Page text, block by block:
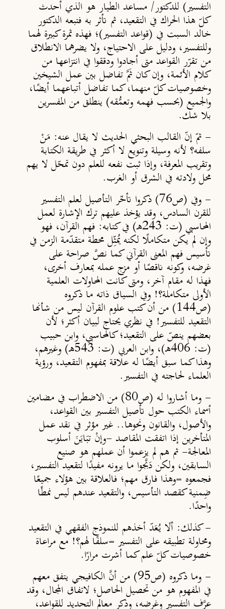
التفسير) للدكتور/ مساعد الطيار هو الذي أحدث
كلّ هذا الحراك في التقعيد، ثم تأثر به فتبعه الدكتور
خالد السبت في (قواعد التفسير)؛ فهذه ثمرة كبيرة لهما
وللتفسير، ودليل على الاحتياج، ولا يضرهما الانطلاق
من تقرّر القواعد متى أجادوا ودققوا في انتزاعها من
كلام الأئمة، وإن كان ثَمَّ تفاضل بين عمل الشيخين
وخصوصيات كلّ منهما، كما تفاضل أتباعهما أيضًا،
والجميع (بحسب فهمه وتعمُّقه) ينطلق من المفسرين
بلا شك.
- ثمّ إنّ القالب البحثي الحديث لا يقال عنه: مَنْ
سلفه؟ لأنه وسيلة وتنويع لا أكثر في طريقة الكتابة
وتقريب المعرفة، وإذا ثبت نفعه للعلم دون تمحّل لا يهم
محل ولادته في الشرق أو الغرب.
-
وفي (ص76) ذكروا تأخّر التأصيل لعلم التفسير
للقرن السادس، وقد يؤخذ عليهم ترك الإشارة لعمل
المحاسبي (ت: 243هـ) في كتابه: فهم القرآن، فهو
وإن لم يكن متكامل لكنه يُمثِّل محطة متقدّمة الزمن في
تأسيس فهم المعنى القرآني كما نصَّ صراحة على
غرضه، وكونه ناقصًا أو مزج عمله بمعارف أخرى،
فهذا له مقام آخر، ومتى كانت المحاولات العلمية
الأولى متكاملة؟! وفي السياق ذاته ما ذكروه
(ص144) من أن كتب علوم القرآن ليس من شأنها
التقعيد للتفسير! في نظري يحتاج لبيان أكثر؛ لأن
بعضهم ينصّ على التقعيد؛كالمحاسبي، وابن حبيب
(ت: 406هـ)، وابن العربي (ت: 543هـ) وغيرهم،
وهذا كما سبق أيضًا له علاقة بمفهوم التقعيد، ورؤية
العلماء لحاجته في التفسير.
-
وما أشاروا له (ص80) من الاضطراب في مضامين
أسماء الكتب حول تأصيل التفسير بين القواعد،
والأصول، والقانون ونحوها.. غير مؤثر في نقد عمل
المتأخرين إذا اتفقت المقاصد -وإنْ تبَايَنَ أسلوب
المعالجة- ثم هم لم يزعموا أن عملهم هو صنيع
السابقين، ولكن دَبَّجوا ما يرونه مفيدًا لتقعيد التفسير،
فجمعوه =وهذا فارق مهم؛ فالعلاقة بين هؤلاء جميعًا
ضِمنية كقصد التأسيس، والتقعيد عندهم ليس نمطًا
واحدًا.
-كذلك: ألَا يُعَدّ أخذهم للنموذج الفقهي في التقعيد
ومحاولة تطبيقه على التفسير =سلفًا لهم؟! مع مراعاة
خصوصيات كلّ علم كما أشرت مرارًا.
-
وما ذكروه (ص95) من أنَّ الكافيجي يتفق معهم
في المفهوم هو من تحصيل الحاصل؛ لاتفاق المجال، وقد
عرَّف التفسير وغرضه، وذكر معالم التحديد للقواعد،